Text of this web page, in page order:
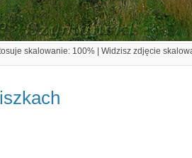
skalowanie: 100% | Widzisz zdjęcie